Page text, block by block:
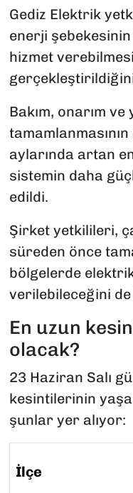
Gediz Elektrik
enerji
hizmet
Bakım, onarım ve
aylarında artan
sistemin daha
edildi.
Şirket yetkilileri,
süreden önce
bölgelerde
verilebileceğini
En uzun
olacak?
23 Haziran Salı
kesintilerinin
şunlar yer alıyor:
İlçe